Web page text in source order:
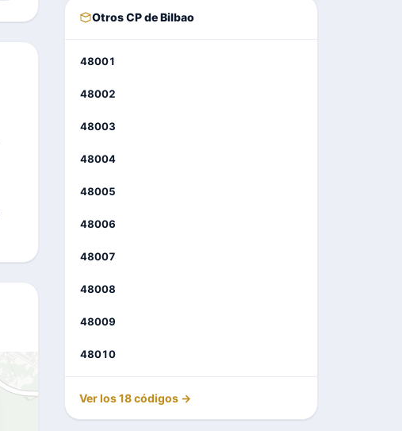
Otros CP de Bilbao
48001
48002
48003
48004
48005
48006
48007
48008
48009
48010
Ver los 18 códigos →